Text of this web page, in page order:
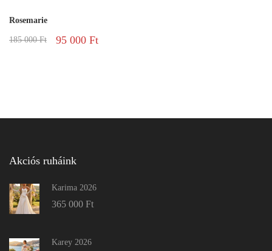
Rosemarie
185 000Ft 95 000 Ft
Akciós ruháink
Karima 2026
365 000 Ft
Karey 2026